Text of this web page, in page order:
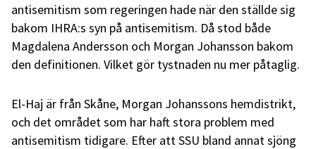
antisemitism som regeringen hade när den ställde sig
bakom IHRA:s syn på antisemitism. Då stod både
Magdalena Andersson och Morgan Johansson bakom
den definitionen. Vilket gör tystnaden nu mer påtaglig.
El-Haj är från Skåne, Morgan Johanssons hemdistrikt,
och det området som har haft stora problem med
antisemitism tidigare. Efter att SSU bland annat sjöng